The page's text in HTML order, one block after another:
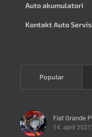
Auto akumulatori
Kontakt Auto Servis
Popular
Fiat Grande
14. april 2021'